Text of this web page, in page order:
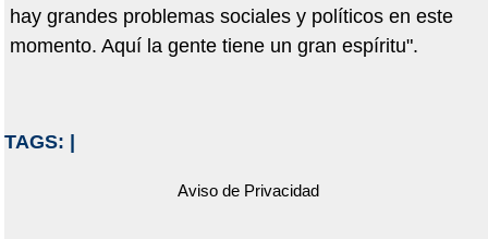
hay grandes problemas sociales y políticos en este
momento. Aquí la gente tiene un gran espíritu".
TAGS:
Aviso de Privacidad